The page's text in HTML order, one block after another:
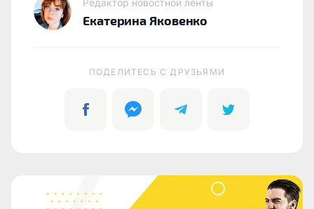
Редактор новостной ленты
Екатерина Яковенко
ПОДЕЛИТЕСЬ C ДРУЗЬЯМИ